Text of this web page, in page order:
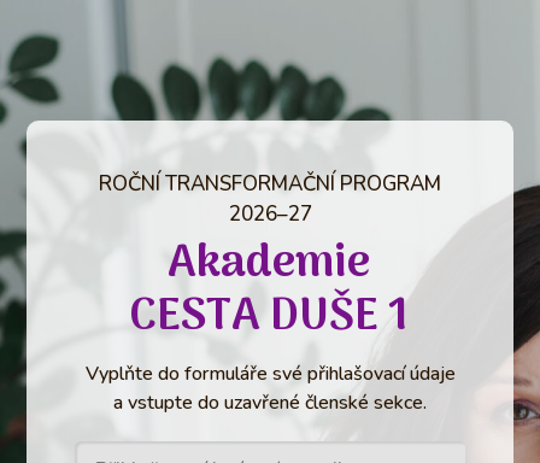
ROČNÍ TRANSFORMAČNÍ PROGRAM
2026–27
Akademie
CESTA DUŠE 1
Vyplňte do formuláře své přihlašovací údaje
a vstupte do uzavřené členské sekce.